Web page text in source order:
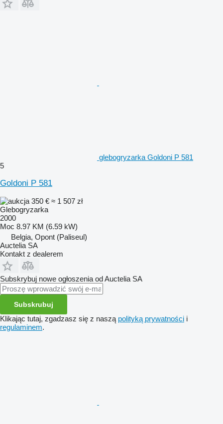
glebogryzarka Goldoni P 581
5
Goldoni P 581
350 € ≈ 1 507 zł
Glebogryzarka
2000
Moc 8.97 KM (6.59 kW)
Belgia, Opont (Paliseul)
Auctelia SA
Kontakt z dealerem
Subskrybuj nowe ogłoszenia od Auctelia SA
Subskrubuj
Klikając tutaj, zgadzasz się z naszą polityką prywatności i
regulaminem.